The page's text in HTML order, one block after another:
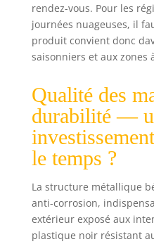
rendez-vous. Pour les
journées nuageuses, il
produit convient donc
saisonniers et aux zones
Qualité des
durabilité —
le temps ?
La structure métallique
anti-corrosion,
extérieur exposé aux
plastique noir résistant